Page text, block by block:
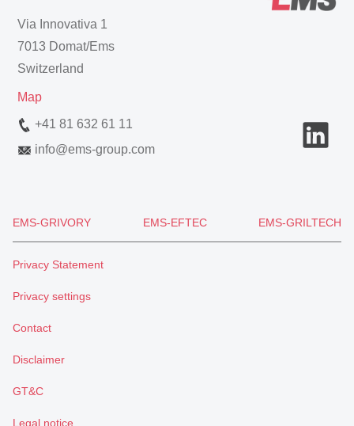
Via Innovativa 1
7013 Domat/Ems
Switzerland
Map
+41 81 632 61 11
info@ems-group.com
EMS-GRIVORY EMS-EFTEC EMS-GRILTECH
Privacy Statement
Privacy settings
Contact
Disclaimer
GT&C
Legal notice